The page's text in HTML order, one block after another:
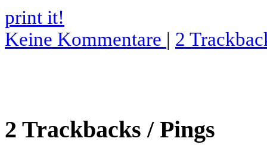
print it!
Keine Kommentare | 2
2 Trackbacks / Pings